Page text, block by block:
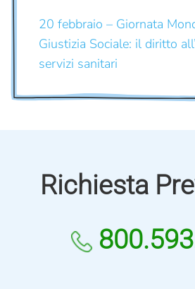
20 febbraio – Giornata
Giustizia Sociale: il diritto
servizi sanitari
Richiesta